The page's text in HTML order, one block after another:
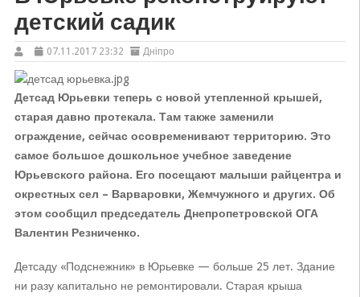
детский садик
07.11.2017 23:32 Дніпро
Детсад Юрьевки теперь с новой утепленной крышей,
старая давно протекала. Там также заменили
ограждение, сейчас осовременивают территорию. Это
самое большое дошкольное учебное заведение
Юрьевского района. Его посещают малыши райцентра и
окрестных сел – Варваровки, Жемчужного и других. Об
этом сообщил председатель Днепропетровской ОГА
Валентин Резниченко.
Детсаду «Подснежник» в Юрьевке — больше 25 лет. Здание
ни разу капитально не ремонтировали. Старая крыша